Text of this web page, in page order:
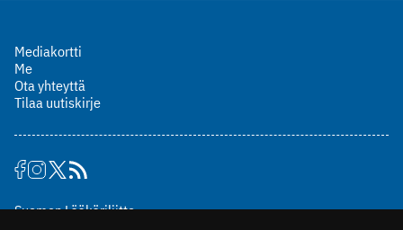
Mediakortti
Me
Ota yhteyttä
Tilaa uutiskirje
Suomen Lääkäriliitto